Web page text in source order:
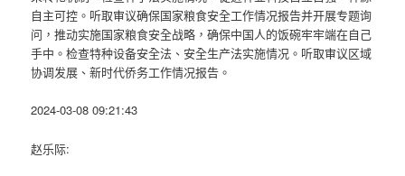
自主可控。听取审议确保国家粮食安全工作情况报告并开展专题询
问，推动实施国家粮食安全战略，确保中国人的饭碗牢牢端在自己
手中。检查特种设备安全法、安全生产法实施情况。听取审议区域
协调发展、新时代侨务工作情况报告。
2024-03-08 09:21:43
赵乐际: